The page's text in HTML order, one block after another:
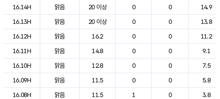
16.14H
맑음 20 이상 0 0
14.9
16.13H
맑음 20 이상 0 0
13.8
16.12H
맑음 16.2 0 0
11.2
16.11H
맑음 14.8 0 0
9.1
16.10H
맑음 12.8 0 0
7.5
16.09H
맑음 11.5 0 0
5.8
16.08H
맑음 11.5 1 0
3.8